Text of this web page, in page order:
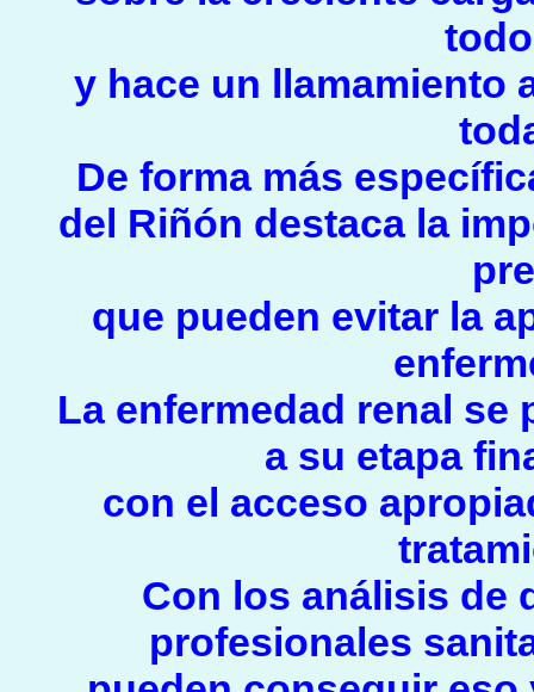
y hace un llamamiento
De forma más
del Riñón destaca la
que pueden evitar la
La enfermedad renal
a su etapa
con el acceso
Con los análisis de
profesionales